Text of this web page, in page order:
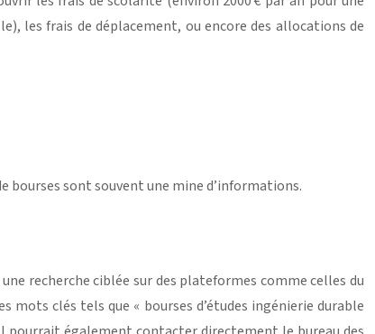
les frais de déplacement, ou encore des allocations de
bourses sont souvent une mine d’informations.
recherche ciblée sur des plateformes comme celles du
clés tels que « bourses d’études ingénierie durable